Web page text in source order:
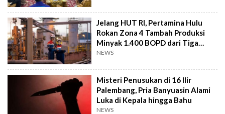
Jelang HUT RI, Pertamina Hulu
Rokan Zona 4 Tambah Produksi
Minyak 1.400 BOPD dari Tiga
Sumur Baru
NEWS
Misteri Penusukan di 16 Ilir
Palembang, Pria Banyuasin Alami
Luka di Kepala hingga Bahu
NEWS